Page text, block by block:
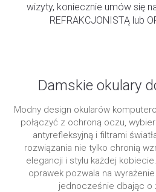
wizyty, koniecznie umów się
REFRAKCJONISTĄ lub
Damskie okulary
Modny design okularów
połączyć z ochroną oczu,
antyrefleksyjną i filtrami
rozwiązania nie tylko chronią
elegancji i stylu każdej
oprawek pozwala na
jednocześnie dbając o